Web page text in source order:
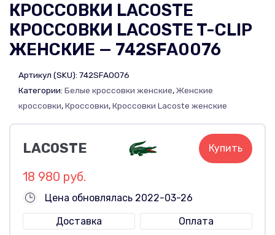
КРОССОВКИ LACOSTE
КРОССОВКИ LACOSTE T-CLIP
ЖЕНСКИЕ — 742SFA0076
Артикул (SKU): 742SFA0076
Категории: Белые кроссовки женские,Женские
кроссовки,Кроссовки,Кроссовки Lacoste женские
LACOSTE Купить
18 980 руб.
Цена обновлялась 2022-03-26
Доставка
Оплата